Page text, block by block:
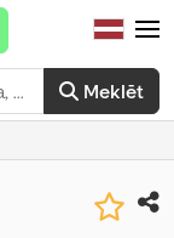
Meklēt